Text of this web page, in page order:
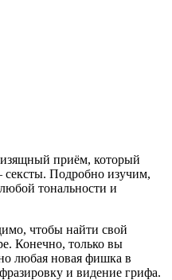
приём, который
Подробно изучим,
тональности и
чтобы найти свой
Конечно, только вы
любая новая фишка в
и видение грифа.